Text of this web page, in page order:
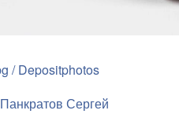
/ Depositphotos
Панкратов Сергей